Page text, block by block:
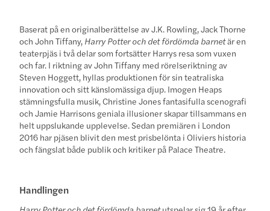
Baserat på en originalberättelse av J.K. Rowling, Jack Thorne
och John Tiffany, Harry Potter och det fördömda barnetär en
teaterpjäs i två delar som fortsätter Harrys resa som vuxen
och far. I riktning av John Tiffany med rörelseriktning av
Steven Hoggett, hyllas produktionen för sin teatraliska
innovation och sitt känslomässiga djup. Imogen Heaps
stämningsfulla musik, Christine Jones fantasifulla scenografi
och Jamie Harrisons geniala illusioner skapar tillsammans en
helt uppslukande upplevelse. Sedan premiären i London
2016 har pjäsen blivit den mest prisbelönta i Oliviers historia
och fängslat både publik och kritiker på Palace Theatre.
Handlingen